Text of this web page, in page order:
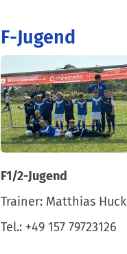
F-Jugend
F1/2-Jugend
Trainer: Matthias Huck
Tel.: +49 157 79723126